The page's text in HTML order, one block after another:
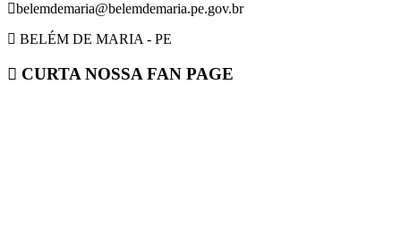
belemdemaria@belemdemaria.pe.gov.br
BELÉM DE MARIA - PE
CURTA NOSSA FAN PAGE